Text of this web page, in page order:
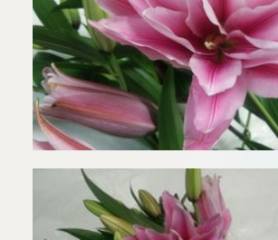
板橋店
川崎加工部
EN